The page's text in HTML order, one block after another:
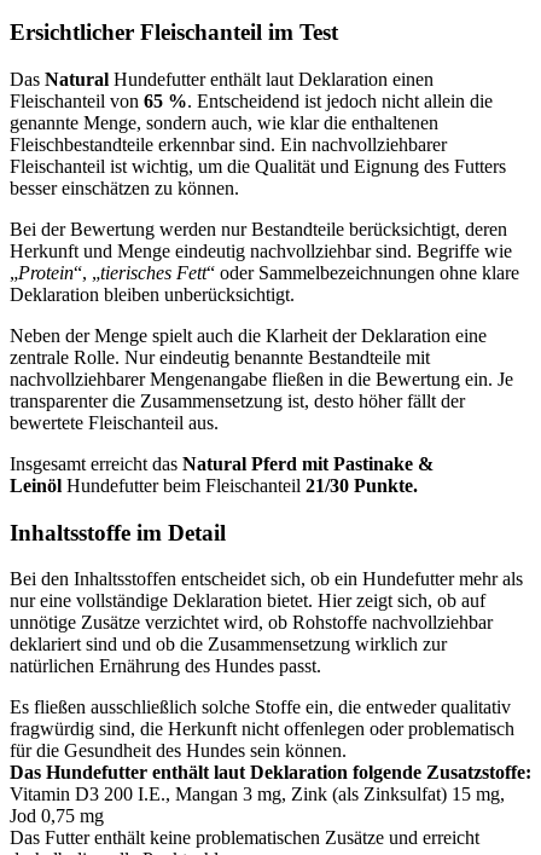
Ersichtlicher Fleischanteil im Test
Das Natural Hundefutter enthält laut Deklaration einen
Fleischanteil von 65 %. Entscheidend ist jedoch nicht allein die
genannte Menge, sondern auch, wie klar die enthaltenen
Fleischbestandteile erkennbar sind. Ein nachvollziehbarer
Fleischanteil ist wichtig, um die Qualität und Eignung des Futters
besser einschätzen zu können.
Bei der Bewertung werden nur Bestandteile berücksichtigt, deren
Herkunft und Menge eindeutig nachvollziehbar sind. Begriffe wie
„Protein“, „tierisches Fett“ oder Sammelbezeichnungen ohne klare
Deklaration bleiben unberücksichtigt.
Neben der Menge spielt auch die Klarheit der Deklaration eine
zentrale Rolle. Nur eindeutig benannte Bestandteile mit
nachvollziehbarer Mengenangabe fließen in die Bewertung ein. Je
transparenter die Zusammensetzung ist, desto höher fällt der
bewertete Fleischanteil aus.
Insgesamt erreicht das Natural Pferd mit Pastinake &
Leinöl Hundefutter beim Fleischanteil 21/30 Punkte.
Inhaltsstoffe im Detail
Bei den Inhaltsstoffen entscheidet sich, ob ein Hundefutter mehr als
nur eine vollständige Deklaration bietet. Hier zeigt sich, ob auf
unnötige Zusätze verzichtet wird, ob Rohstoffe nachvollziehbar
deklariert sind und ob die Zusammensetzung wirklich zur
natürlichen Ernährung des Hundes passt.
Es fließen ausschließlich solche Stoffe ein, die entweder qualitativ
fragwürdig sind, die Herkunft nicht offenlegen oder problematisch
für die Gesundheit des Hundes sein können.
Das Hundefutter enthält laut Deklaration folgende Zusatzstoffe:
Vitamin D3 200 I.E., Mangan 3 mg, Zink (als Zinksulfat) 15 mg,
Jod 0,75 mg
Das Futter enthält keine problematischen Zusätze und erreicht